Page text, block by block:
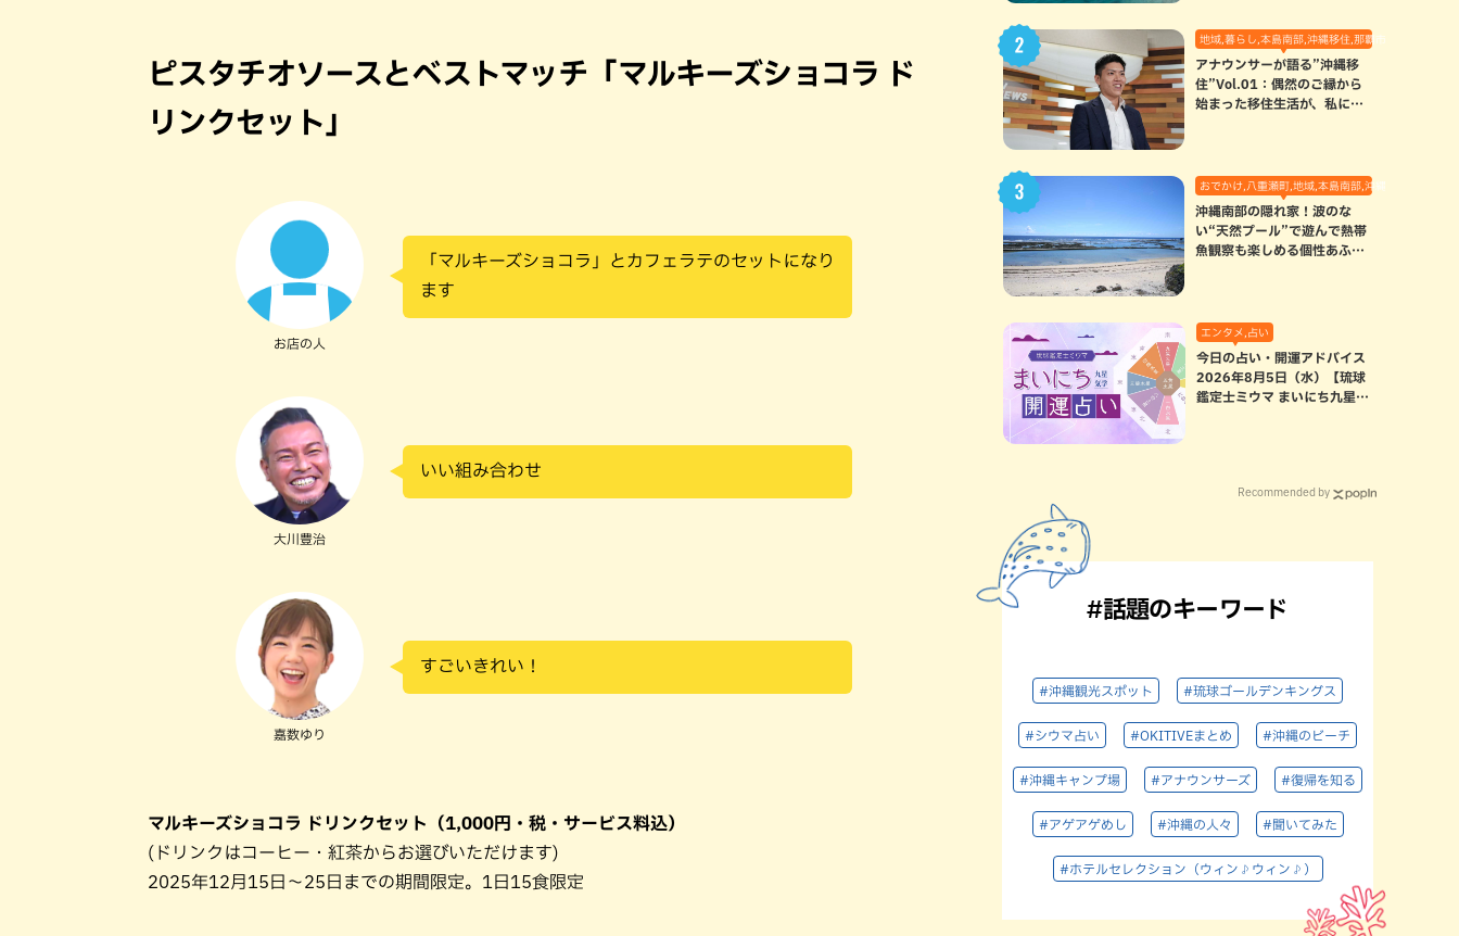
ピスタチオソースとベストマッチ「マルキーズショコラ ド
リンクセット」
お店の人
「マルキーズショコラ」とカフェラテのセットになり
ます
大川豊治
いい組み合わせ
嘉数ゆり
すごいきれい！
マルキーズショコラ ドリンクセット（1,000円・税・サービス料込）
(ドリンクはコーヒー・紅茶からお選びいただけます)
2025年12月15日～25日までの期間限定。1日15食限定
地域,暮らし,本島南部,沖縄移住,那覇市
アナウンサーが語る”沖縄移
住”Vol.01：偶然のご縁から
始まった移住生活が、私にと
おでかけ,八重瀬町,地域,本島南部,沖縄の海,自然
沖縄南部の隠れ家！波のな
い“天然プール”で遊んで熱帯
魚観察も楽しめる個性あふれ
エンタメ,占い
今日の占い・開運アドバイス
2026年8月5日（水）【琉球
鑑定士ミウマ まいにち九星気
Recommended by
#話題のキーワード
#沖縄観光スポット #琉球ゴールデンキングス
#シウマ占い #OKITIVEまとめ #沖縄のビーチ
#沖縄キャンプ場 #アナウンサーズ #復帰を知る
#アゲアゲめし #沖縄の人々 #聞いてみた
#ホテルセレクション（ウィン♪ウィン♪）